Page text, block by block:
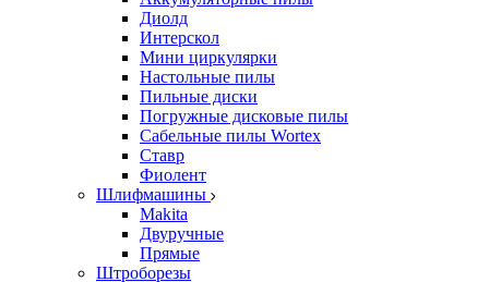
Диолд
Интерскол
Мини циркулярки
Настольные пилы
Пильные диски
Погружные дисковые пилы
Сабельные пилы Wortex
Ставр
Фиолент
Шлифмашины
Makita
Двуручные
Прямые
Штроборезы